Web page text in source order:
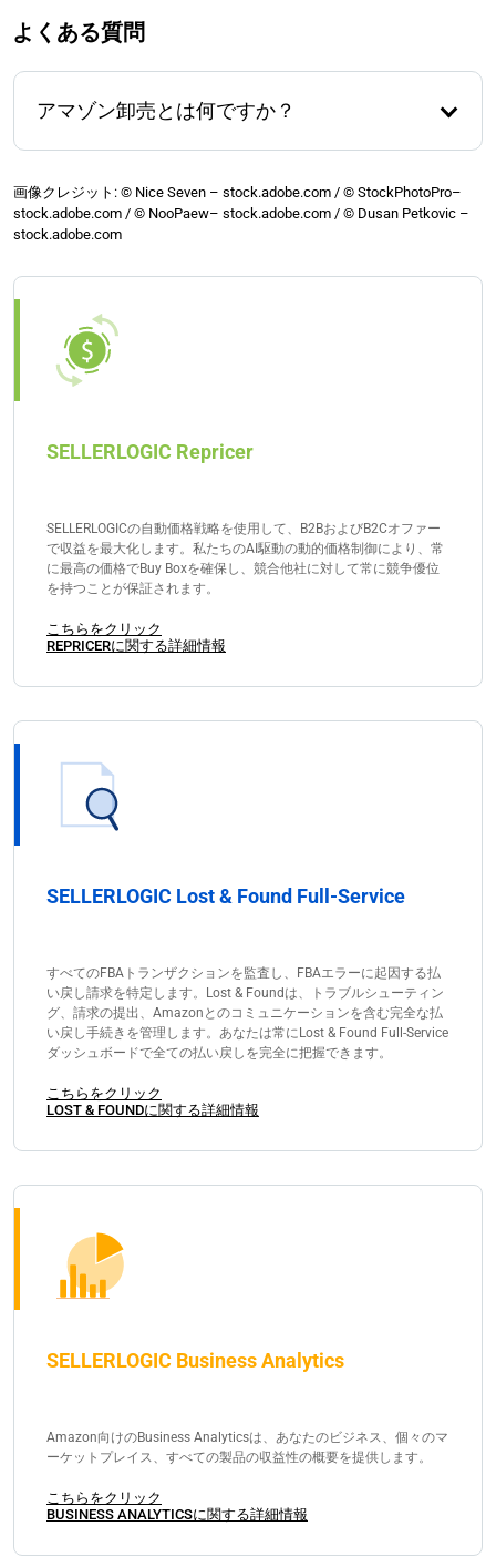
よくある質問
アマゾン卸売とは何ですか？
たは他の大規模な仲介業者から製品を大量に直接購
入し、それらを自社の倉庫に保管し、最終消費者、
つまりアマゾンの顧客に対して小分けに販売しま
画像クレジット: © Nice Seven – stock.adobe.com / © StockPhotoPro–
stock.adobe.com / © NooPaew– stock.adobe.com / © Dusan Petkovic –
stock.adobe.com
SELLERLOGIC Repricer
SELLERLOGICの自動価格戦略を使用して、B2BおよびB2Cオファー
で収益を最大化します。私たちのAI駆動の動的価格制御により、常
に最高の価格でBuy Boxを確保し、競合他社に対して常に競争優位
を持つことが保証されます。
こちらをクリック
REPRICERに関する詳細情報
SELLERLOGIC Lost & Found Full-Service
すべてのFBAトランザクションを監査し、FBAエラーに起因する払
い戻し請求を特定します。Lost & Foundは、トラブルシューティン
グ、請求の提出、Amazonとのコミュニケーションを含む完全な払
い戻し手続きを管理します。あなたは常にLost & Found Full-Service
ダッシュボードで全ての払い戻しを完全に把握できます。
こちらをクリック
LOST & FOUNDに関する詳細情報
SELLERLOGIC Business Analytics
Amazon向けのBusiness Analyticsは、あなたのビジネス、個々のマ
ーケットプレイス、すべての製品の収益性の概要を提供します。
こちらをクリック
BUSINESS ANALYTICSに関する詳細情報